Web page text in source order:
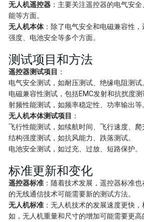
无人机遥控器 ：主要关注遥控器的电气安
能等方面。
无人机本体：除了电气安全和电磁兼容性
强度、电池安全等多个方面。
测试项目和方法
遥控器测试项目 ：
电气安全测试，如耐压测试、绝缘电阻测试
电磁兼容性测试，包括EMC发射和抗扰度测
射频性能测试，如频率稳定性、功率输出等
无人机本体测试项目 ：
飞行性能测试，如续航时间、飞行速度、爬
结构强度测试，如抗风能力、跌落测试。
电池安全测试，如过充、过放、短路保护。
标准更新和变化
遥控器标准 ：随着技术发展，遥控器标准
的无线通信技术可能需要新的测试方法。
无人机标准 ：无人机技术的发展速度更快
如，无人机重量和尺寸的增加可能需要更高